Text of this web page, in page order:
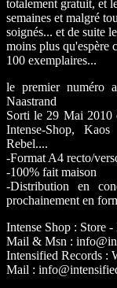
totalement gratuit, et
semaines et malgré
soignés... et de suite
moins plus qu'espère
100 exemplaires...
le premier numéro
Naastrand
Sorti le 29 Mai
Intense-Shop,
Rebel....
-Format A4 recto/
-100% fait maison
-Distribution en
prochainement en
Intense Shop : Store -
Mail & Msn :
Intensified Records :
Mail :